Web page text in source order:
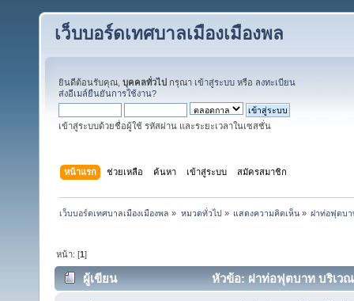
เว็บบอร์ดเทศบาลเมืองเมืองพล
ยินดีต้อนรับคุณ, บุคคลทั่วไป กรุณา เข้าสู่ระบบ หรือ ลงทะเบียน
ส่งอีเมล์ยืนยันการใช้งาน?
เข้าสู่ระบบด้วยชื่อผู้ใช้ รหัสผ่าน และระยะเวลาในเซสชั่น
หน้าแรก ช่วยเหลือ ค้นหา เข้าสู่ระบบ สมัครสมาชิก
เว็บบอร์ดเทศบาลเมืองเมืองพล » หมวดทั่วไป» แสดงความคิดเห็น» ฝาท่อฟุตบา
หน้า: [1]
ผู้เขียน หัวข้อ: ฝาท่อฟุตบาท บริเว